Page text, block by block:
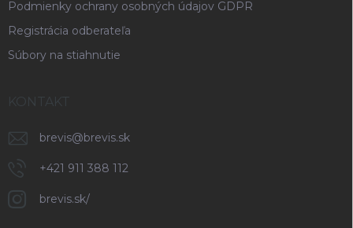
Podmienky ochrany osobných údajov GDPR
Registrácia odberateľa
Súbory na stiahnutie
KONTAKT
brevis@brevis.sk
+421 911 388 112
brevis.sk/